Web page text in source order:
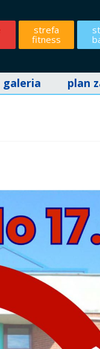
strefa
fitness
galeria plan